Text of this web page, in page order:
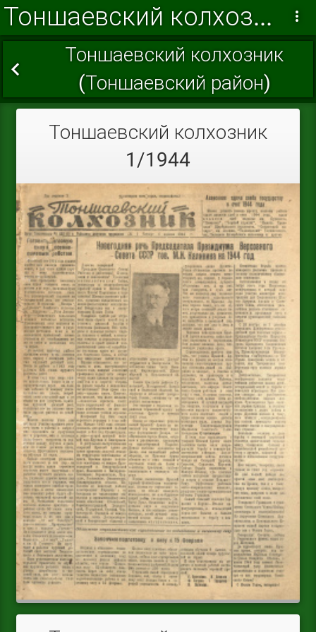
Тоншаевский колхозник 1944 г.
Тоншаевский колхозник
(Тоншаевский район)
Тоншаевский колхозник
1/1944